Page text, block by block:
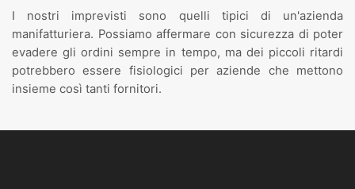
I nostri imprevisti sono quelli tipici di un'azienda
manifatturiera. Possiamo affermare con sicurezza di poter
evadere gli ordini sempre in tempo, ma dei piccoli ritardi
potrebbero essere fisiologici per aziende che mettono
insieme così tanti fornitori.